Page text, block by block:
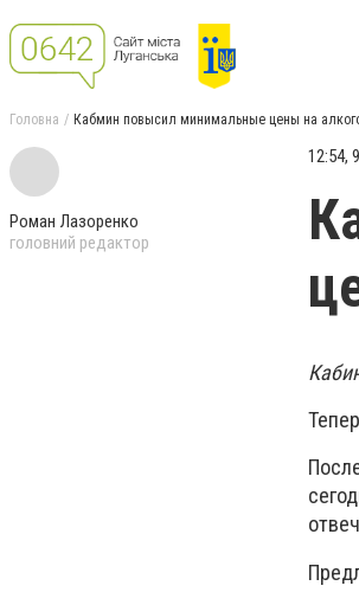
Головна Кабмин повысил минимальные цены на
Роман Лазоренко
головний редактор
12:54,